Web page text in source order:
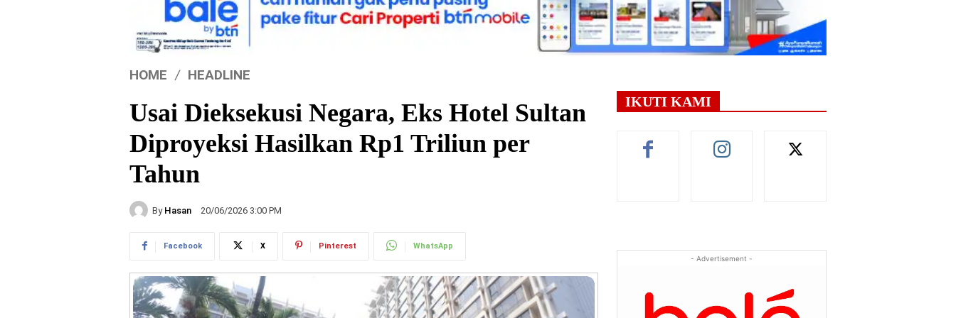
HOME HEADLINE
Usai Dieksekusi Negara, Eks Hotel Sultan
Diproyeksi Hasilkan Rp1 Triliun per
Tahun
By Hasan 20/06/2026 3:00 PM
Facebook X Pinterest WhatsApp
IKUTI KAMI
- Advertisement -